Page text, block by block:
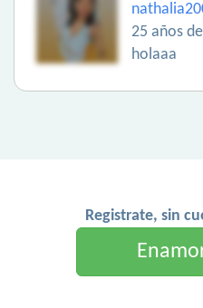
25 años
holaaa
Registrate, sin